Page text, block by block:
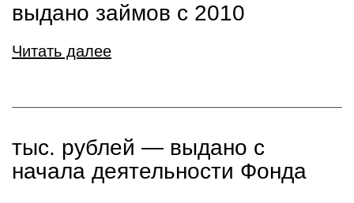
выдано займов с 2010
Читать далее
тыс. рублей ― выдано с
начала деятельности Фонда